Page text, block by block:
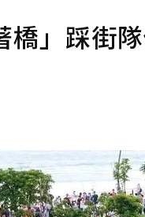
」踩街